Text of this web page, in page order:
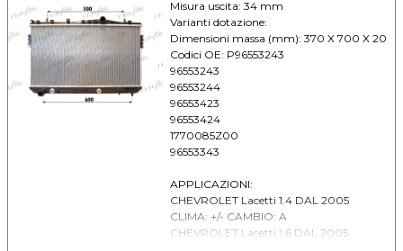
Misura uscita: 34 mm
Varianti dotazione:
Dimensioni massa (mm): 370 X 700 X 20
Codici OE: P96553243
96553243
96553244
96553423
96553424
1770085Z00
96553343
APPLICAZIONI:
CHEVROLET Lacetti 1.4 DAL 2005
CLIMA: +/- CAMBIO: A
CHEVROLET Lacetti 1.6 DAL 2005